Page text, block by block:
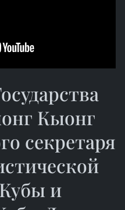
Кыонг
секретаря
и